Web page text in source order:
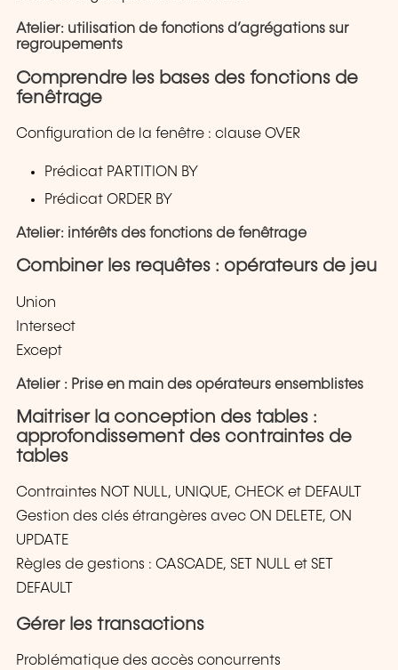
Atelier: utilisation de fonctions d’agrégations sur
regroupements
Comprendre les bases des fonctions de
fenêtrage
Configuration de la fenêtre : clause OVER
Prédicat PARTITION BY
Prédicat ORDER BY
Atelier: intérêts des fonctions de fenêtrage
Combiner les requêtes : opérateurs de jeu
Union
Intersect
Except
Atelier : Prise en main des opérateurs ensemblistes
Maitriser la conception des tables :
approfondissement des contraintes de
tables
Contraintes NOT NULL, UNIQUE, CHECK et DEFAULT
Gestion des clés étrangères avec ON DELETE, ON
UPDATE
Règles de gestions : CASCADE, SET NULL et SET
DEFAULT
Gérer les transactions
Problématique des accès concurrents